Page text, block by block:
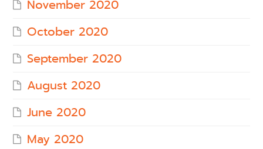
November 2020
October 2020
September 2020
August 2020
June 2020
May 2020